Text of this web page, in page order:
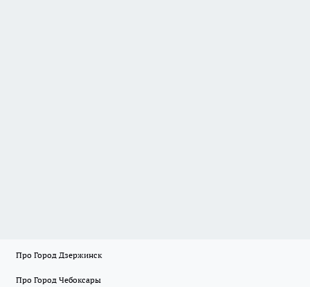
Про Город Дзержинск
Про Город Чебоксары